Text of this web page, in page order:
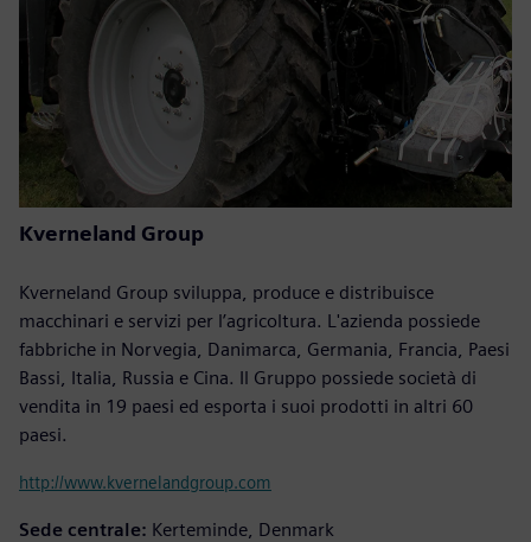
Kverneland Group
Kverneland Group sviluppa, produce e distribuisce
macchinari e servizi per l’agricoltura. L'azienda possiede
fabbriche in Norvegia, Danimarca, Germania, Francia, Paesi
Bassi, Italia, Russia e Cina. Il Gruppo possiede società di
vendita in 19 paesi ed esporta i suoi prodotti in altri 60
paesi.
http://www.kvernelandgroup.com
Sede centrale: Kerteminde, Denmark